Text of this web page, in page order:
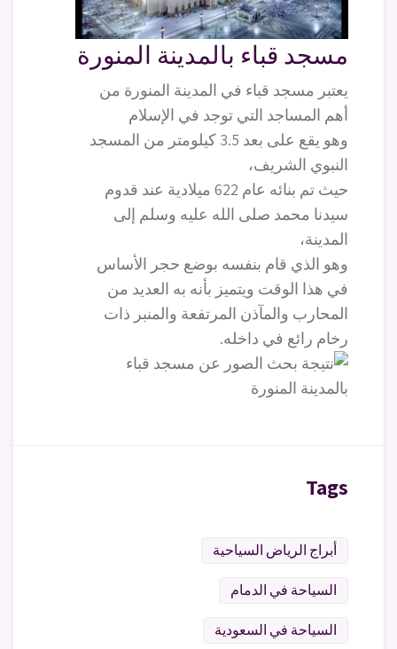
مسجد قباء بالمدينة المنورة
يعتبر مسجد قباء في المدينة المنورة من
أهم المساجد التي توجد في الإسلام
وهو يقع على بعد 3.5 كيلومتر من المسجد
النبوي الشريف،
حيث تم بنائه عام 622 ميلادية عند قدوم
سيدنا محمد صلى الله عليه وسلم إلى
المدينة،
وهو الذي قام بنفسه بوضع حجر الأساس
في هذا الوقت ويتميز بأنه به العديد من
المحارب والمآذن المرتفعة والمنبر ذات
رخام رائع في داخله.
Tags
أبراج الرياض السياحية
السياحة في الدمام
السياحة في السعودية